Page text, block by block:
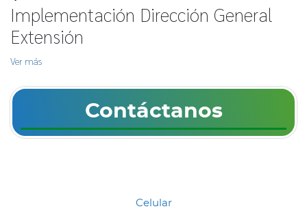
Implementación Dirección General
Extensión
Ver más
Contáctanos
Celular